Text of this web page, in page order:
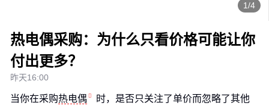
1/4
热电偶采购：为什么只看价格可能让你
付出更多？
昨天16:00
当你在采购热电偶
时，是否只关注了单价而忽略了其他